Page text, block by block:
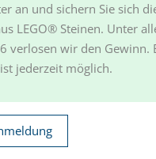
an und sichern Sie sich
LEGO® Steinen. Unter
verlosen wir den Gewinn.
jederzeit möglich.
300 EUR
des Mecklenburger